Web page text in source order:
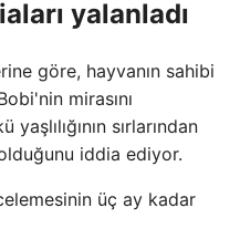
yalanladı
göre, hayvanın sahibi
mirasını
yaşlılığının sırlarından
iddia ediyor.
üç ay kadar